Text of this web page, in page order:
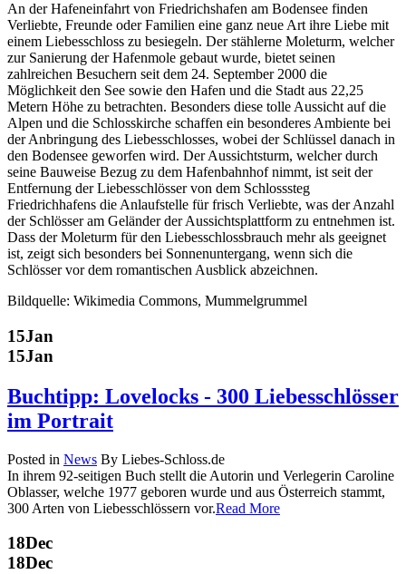
An der Hafeneinfahrt von Friedrichshafen am Bodensee finden
Verliebte, Freunde oder Familien eine ganz neue Art ihre Liebe mit
einem Liebesschloss zu besiegeln. Der stählerne Moleturm, welcher
zur Sanierung der Hafenmole gebaut wurde, bietet seinen
zahlreichen Besuchern seit dem 24. September 2000 die
Möglichkeit den See sowie den Hafen und die Stadt aus 22,25
Metern Höhe zu betrachten. Besonders diese tolle Aussicht auf die
Alpen und die Schlosskirche schaffen ein besonderes Ambiente bei
der Anbringung des Liebesschlosses, wobei der Schlüssel danach in
den Bodensee geworfen wird. Der Aussichtsturm, welcher durch
seine Bauweise Bezug zu dem Hafenbahnhof nimmt, ist seit der
Entfernung der Liebesschlösser von dem Schlosssteg
Friedrichhafens die Anlaufstelle für frisch Verliebte, was der Anzahl
der Schlösser am Geländer der Aussichtsplattform zu entnehmen ist.
Dass der Moleturm für den Liebesschlossbrauch mehr als geeignet
ist, zeigt sich besonders bei Sonnenuntergang, wenn sich die
Schlösser vor dem romantischen Ausblick abzeichnen.
Bildquelle: Wikimedia Commons, Mummelgrummel
15Jan
15Jan
Buchtipp: Lovelocks - 300 Liebesschlösser
im Portrait
Posted in News By Liebes-Schloss.de
In ihrem 92-seitigen Buch stellt die Autorin und Verlegerin Caroline
Oblasser, welche 1977 geboren wurde und aus Österreich stammt,
300 Arten von Liebesschlössern vor.Read More
18Dec
18Dec